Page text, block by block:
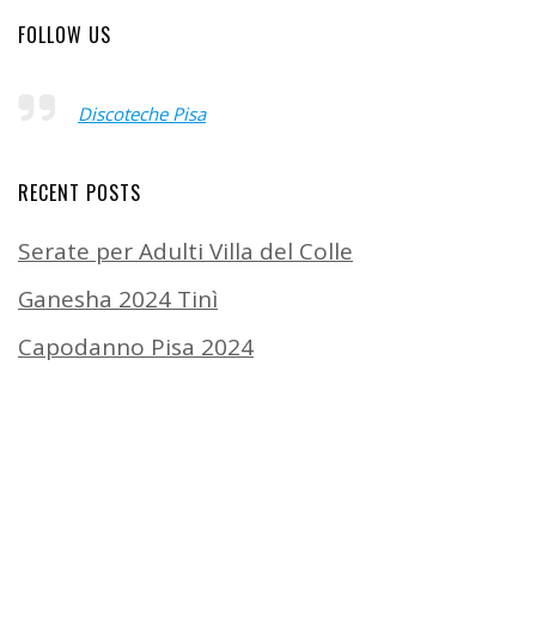
FOLLOW US
Discoteche Pisa
RECENT POSTS
Serate per Adulti Villa del Colle
Ganesha 2024 Tinì
Capodanno Pisa 2024